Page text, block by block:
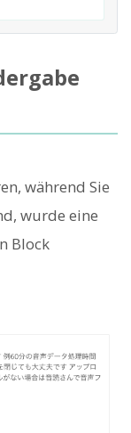
während Sie
wurde eine
Block